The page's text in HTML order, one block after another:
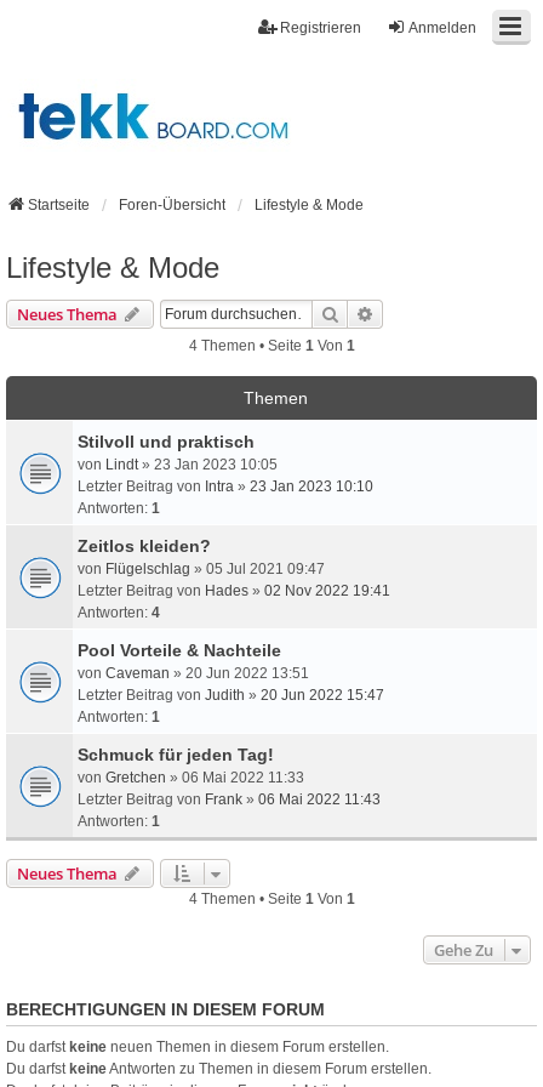
Anmelden
Registrieren
Startseite Foren-Übersicht Lifestyle & Mode
Lifestyle & Mode
Neues Thema Suche
4 Themen • Seite 1Von 1
Themen
Stilvoll und praktisch
von Lindt» 23 Jan 2023 10:05
Letzter Beitrag von Intra » 23 Jan 2023 10:10
Antworten: 1
Zeitlos kleiden?
von Flügelschlag » 05 Jul 2021 09:47
Letzter Beitrag von Hades » 02 Nov 2022 19:41
Antworten: 4
Pool Vorteile & Nachteile
von Caveman » 20 Jun 2022 13:51
Letzter Beitrag von Judith » 20 Jun 2022 15:47
Antworten: 1
Schmuck für jeden Tag!
von Gretchen » 06 Mai 2022 11:33
Letzter Beitrag von Frank » 06 Mai 2022 11:43
Antworten: 1
Neues Thema
4 Themen • Seite 1Von 1
Gehe Zu
BERECHTIGUNGEN IN DIESEM FORUM
Du darfstkeine neuen Themen in diesem Forum erstellen.
Du darfstkeineAntworten zu Themen in diesem Forum erstellen.